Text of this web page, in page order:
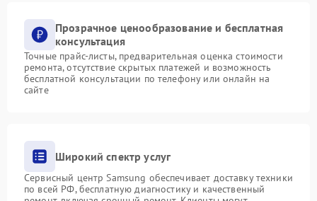
Прозрачное ценообразование и бесплатная
консультация
Точные прайс-листы, предварительная оценка стоимости
ремонта, отсутствие скрытых платежей и возможность
бесплатной консультации по телефону или онлайн на
сайте
Широкий спектр услуг
Сервисный центр Samsung обеспечивает доставку техники
по всей РФ, бесплатную диагностику и качественный